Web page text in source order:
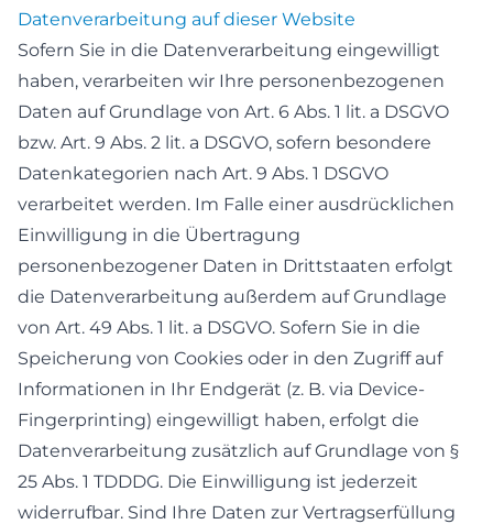
Datenverarbeitung auf dieser Website
Sofern Sie in die Datenverarbeitung eingewilligt
haben, verarbeiten wir Ihre personenbezogenen
Daten auf Grundlage von Art. 6 Abs. 1 lit. a DSGVO
bzw. Art. 9 Abs. 2 lit. a DSGVO, sofern besondere
Datenkategorien nach Art. 9 Abs. 1 DSGVO
verarbeitet werden. Im Falle einer ausdrücklichen
Einwilligung in die Übertragung
personenbezogener Daten in Drittstaaten erfolgt
die Datenverarbeitung außerdem auf Grundlage
von Art. 49 Abs. 1 lit. a DSGVO. Sofern Sie in die
Speicherung von Cookies oder in den Zugriff auf
Informationen in Ihr Endgerät (z. B. via Device-
Fingerprinting) eingewilligt haben, erfolgt die
Datenverarbeitung zusätzlich auf Grundlage von §
25 Abs. 1 TDDDG. Die Einwilligung ist jederzeit
widerrufbar. Sind Ihre Daten zur Vertragserfüllung